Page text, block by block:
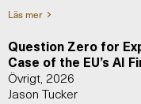
Läs mer
Question Zero for
Case of the EU’s AI
Övrigt, 2026
Jason Tucker